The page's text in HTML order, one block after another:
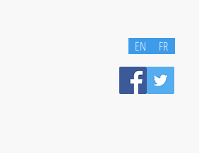
EN FR